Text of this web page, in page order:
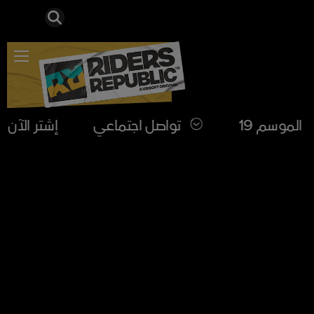
الموسم 19 تواصل اجتماعي إشتر الآن
إشتر الآن